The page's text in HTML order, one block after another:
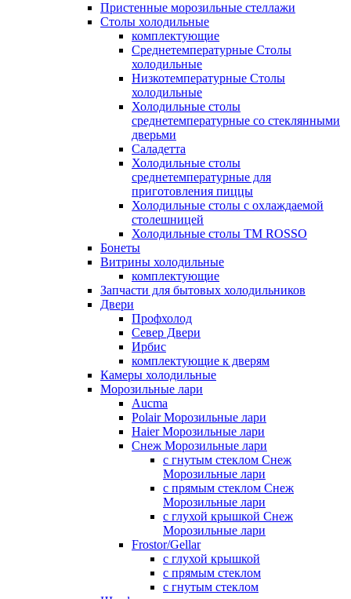
Пристенные морозильные стеллажи
Столы холодильные
комплектующие
Среднетемпературные Столы
холодильные
Низкотемпературные Столы
холодильные
Холодильные столы
среднетемпературные со стеклянными
дверьми
Саладетта
Холодильные столы
среднетемпературные для
приготовления пиццы
Холодильные столы с охлаждаемой
столешницей
Холодильные столы ТМ ROSSO
Бонеты
Витрины холодильные
комплектующие
Запчасти для бытовых холодильников
Двери
Профхолод
Север Двери
Ирбис
комплектующие к дверям
Камеры холодильные
Морозильные лари
Aucma
Polair Морозильные лари
Haier Морозильные лари
Снеж Морозильные лари
с гнутым стеклом Снеж
Морозильные лари
с прямым стеклом Снеж
Морозильные лари
с глухой крышкой Снеж
Морозильные лари
Frostor/Gellar
с глухой крышкой
с прямым стеклом
с гнутым стеклом